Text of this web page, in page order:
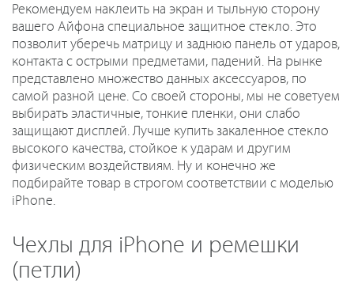
Рекомендуем наклеить на экран и тыльную сторону
вашего Айфона специальное защитное стекло. Это
позволит уберечь матрицу и заднюю панель от ударов,
контакта с острыми предметами, падений. На рынке
представлено множество данных аксессуаров, по
самой разной цене. Со своей стороны, мы не советуем
выбирать эластичные, тонкие пленки, они слабо
защищают дисплей. Лучше купить закаленное стекло
высокого качества, стойкое к ударам и другим
физическим воздействиям. Ну и конечно же
подбирайте товар в строгом соответствии с моделью
iPhone.
Чехлы для iPhone и ремешки
(петли)